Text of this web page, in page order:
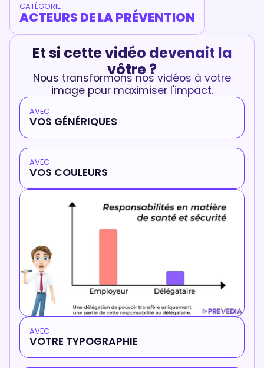
CATÉGORIE
ACTEURS DE LA PRÉVENTION
Et si cette vidéo devenait la
vôtre ?
Nous transformons nos vidéos à votre
image pour maximiser l'impact.
AVEC
VOS GÉNÉRIQUES
AVEC
VOS COULEURS
AVEC
VOTRE TYPOGRAPHIE